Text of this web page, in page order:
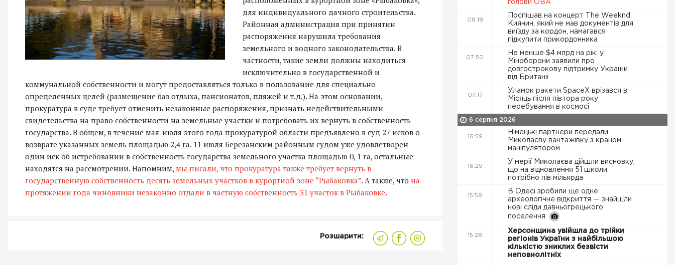
для индивидуального дачного строительства.
Районная администрация при принятии
распоряжения нарушила требования
земельного и водного законодательства. В
частности, такие земли должны находиться
исключительно в государственной и
коммунальной собственности и могут предоставляться только в пользование для специально
определенных целей (размещение баз отдыха, пансионатов, пляжей и т.д.). На этом основании,
прокуратура в суде требует отменить незаконные распоряжения, признать недействительными
свидетельства на право собственности на земельные участки и потребовать их вернуть в собственность
государства. В общем, в течение мая-июля этого года прокуратурой области предъявлено в суд 27 исков о
возврате указанных земель площадью 2,4 га. 11 июля Березанским районным судом уже удовлетворен
один иск об истребовании в собственность государства земельного участка площадью 0, 1 га, остальные
находятся на рассмотрении. Напомним, мы писали, что прокуратура также требует вернуть в
государственную собственность десять земельных участков в курортной зоне “Рыбаковка”. А также, что на
протяжении года чиновники незаконно отдали в частную собственность 31 участок в Рыбаковке.
Розшарити:
голови ОВА
08:18
Поспішав на концерт The Weeknd.
Киянин, який не мав документів для
виїзду за кордон, намагався
підкупити прикордонника
07:50
Не менше $4 млрд на рік: у
Міноборони заявили про
довгострокову підтримку України
від Британії
07:17
Уламок ракети SpaceX врізався в
Місяць після півтора року
перебування в космосі
6 серпня 2026
16:59
Німецькі партнери передали
Миколаєву вантажівку з краном-
маніпулятором
16:29
У мерії Миколаєва дійшли висновку,
що на відновлення 51 школи
потрібно пів мільярда
15:58
В Одесі зробили ще одне
археологічне відкриття — знайшли
нові сліди давньогрецького
поселення
15:28
Херсонщина увійшла до трійки
регіонів України з найбільшою
кількістю зниклих безвісти
неповнолітніх